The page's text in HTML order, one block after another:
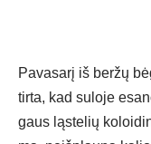
Pa­va­sa­rį iš ber­žų
tir­ta, kad su­lo­je
gaus ląs­te­lių